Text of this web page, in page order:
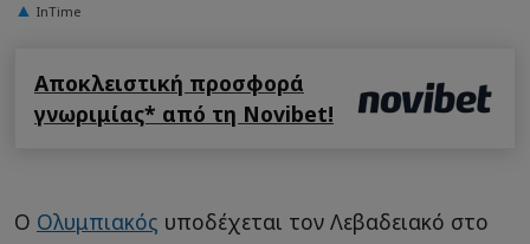
InTime
Αποκλειστική προσφορά
γνωριμίας* από τη Novibet!
Ο Ολυμπιακός υποδέχεται τον Λεβαδειακό στο